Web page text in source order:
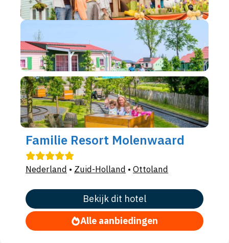
Familie Resort Molenwaard
Nederland • Zuid-Holland • Ottoland
Bekijk dit hotel
Alle aanbiedingen